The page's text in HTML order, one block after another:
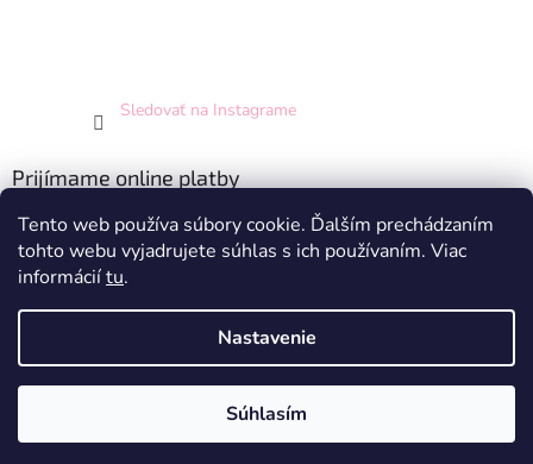
Tento web používa súbory cookie. Ďalším prechádzaním
tohto webu vyjadrujete súhlas s ich používaním. Viac
informáciítu.
Nastavenie
Súhlasím
Sledovať na Instagrame
Prijímame online platby
Vytvoril Shoptet
Hey Princess. Všetky práva vyhradené.